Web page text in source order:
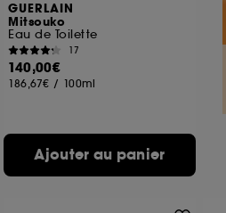
GUERLAIN
Mitsouko
Eau de Toilette
17
140,00€
186,67€ / 100ml
Ajouter au panier